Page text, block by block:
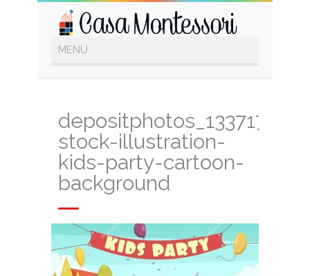
depositphotos_133717386-
stock-illustration-
kids-party-cartoon-
background